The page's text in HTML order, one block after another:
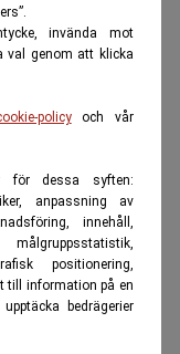
invända mot
val genom att klicka
policyoch vår
för dessa syften:
anpassning av
innehåll,
positionering,
till information på en
bedrägerier